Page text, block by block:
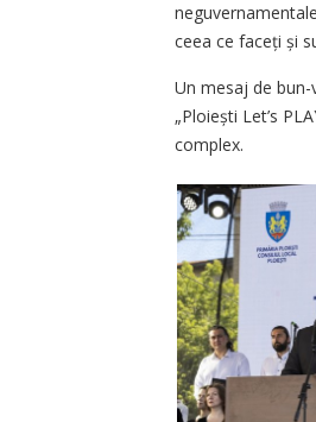
ceea ce faceți și
Un mesaj de
„Ploiești Let’s
complex.